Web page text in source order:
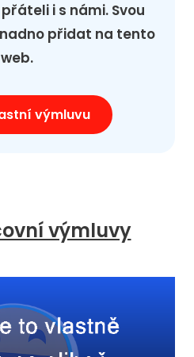
i s námi. Svou
přidat na tento
web.
výmluvu
výmluvy